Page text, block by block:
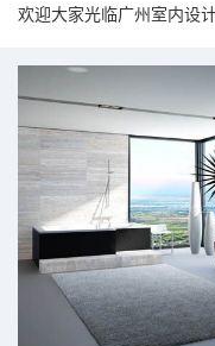
欢迎大家光临广州室内设